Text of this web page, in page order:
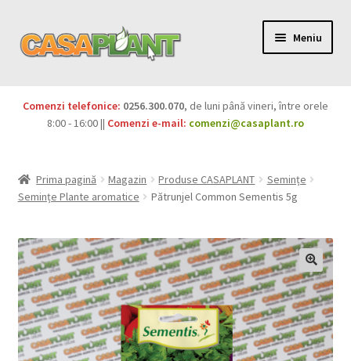
Meniu
Pesticide
copil
Produse BIO
Igienă publică
Casa și grădina
Extinde
meniul
Comenzi telefonice: 0256.300.070, de luni până vineri, între orele
8:00 - 16:00 || Comenzi e-mail: comenzi@casaplant.ro
Prima pagină Magazin Produse CASAPLANT
Semințe
Semințe Plante aromatice
Pătrunjel Common Sementis 5g